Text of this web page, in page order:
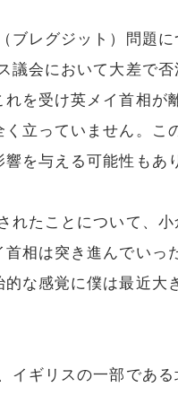
ブレグジット）問題
議会において大差で
を受け英メイ首相が
立っていません。こ
を与える可能性もあ
れたことについて、
相は突き進んでいっ
な感覚に僕は最近大
イギリスの一部であ